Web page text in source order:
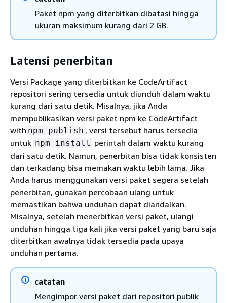
Paket npm yang diterbitkan dibatasi hingga
ukuran maksimum kurang dari 2 GB.
Latensi penerbitan
Versi Package yang diterbitkan ke CodeArtifact
repositori sering tersedia untuk diunduh dalam waktu
kurang dari satu detik. Misalnya, jika Anda
mempublikasikan versi paket npm ke CodeArtifact
with npm publish , versi tersebut harus tersedia
untuk npm install perintah dalam waktu kurang
dari satu detik. Namun, penerbitan bisa tidak konsisten
dan terkadang bisa memakan waktu lebih lama. Jika
Anda harus menggunakan versi paket segera setelah
penerbitan, gunakan percobaan ulang untuk
memastikan bahwa unduhan dapat diandalkan.
Misalnya, setelah menerbitkan versi paket, ulangi
unduhan hingga tiga kali jika versi paket yang baru saja
diterbitkan awalnya tidak tersedia pada upaya
unduhan pertama.
catatan
Mengimpor versi paket dari repositori publik